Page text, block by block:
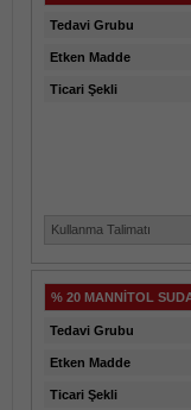
Tedavi Grubu
Etken Madde
Ticari Şekli
Kullanma Talimatı
% 20 MANNİTOL
Tedavi Grubu
Etken Madde
Ticari Şekli